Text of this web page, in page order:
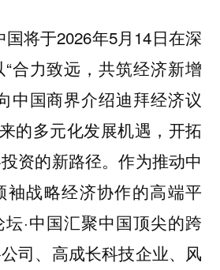
国将于2026年5月14日在深
合力致远，共筑经济新增
中国商界介绍迪拜经济议
的多元化发展机遇，开拓
资的新路径。作为推动中
袖战略经济协作的高端平
·中国汇聚中国顶尖的跨
司、高成长科技企业、风